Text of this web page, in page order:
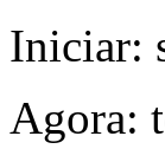
Iniciar:
Agora: